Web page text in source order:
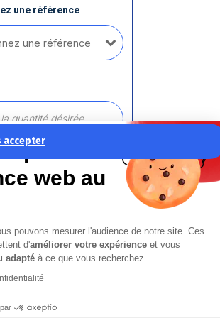
accepter
pour une
web au
pouvons mesurer l'audience de notre site. Ces
d'améliorer votre expérience et vous
adapté à ce que vous recherchez.
une référence